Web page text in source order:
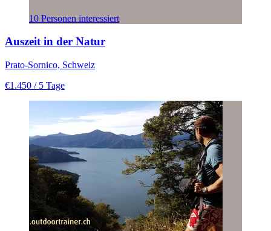
10 Personen interessiert
Auszeit in der Natur
Prato-Sornico, Schweiz
€1.450 / 5 Tage